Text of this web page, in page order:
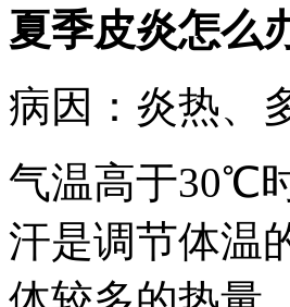
夏季皮炎怎么
病因：炎热、
气温高于30℃
汗是调节体温